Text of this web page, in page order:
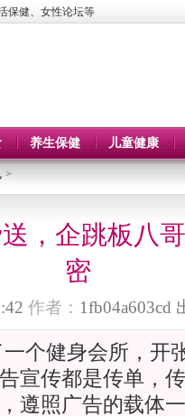
保健、女性论坛等
养生保健 儿童健康
>
，企跳板八
密
作者： 1fb04a603cd
个健身会所，开
宣传都是传单，
遵照广告的载体